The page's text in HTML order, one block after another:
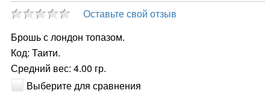
Оставьте свой отзыв
Брошь с лондон топазом.
Код: Таити.
Средний вес: 4.00 гр.
Выберите для сравнения